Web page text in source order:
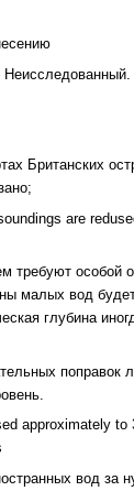
Британских
are
требуют особой
малых вод
глубина
поправок
approximately
вод за